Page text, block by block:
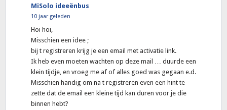
MiSolo ideeënbus
10 jaar geleden
Hoi hoi,
Misschien een idee ;
bij t registreren krijg je een email met activatie link.
Ik heb even moeten wachten op deze mail … duurde een
klein tijdje, en vroeg me af of alles goed was gegaan e.d.
Misschien handig om na t registreren even een hint te
zette dat de email een kleine tijd kan duren voor je die
binnen hebt?